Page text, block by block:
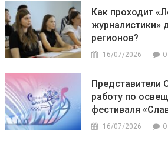
Как проходит
журналистики»
регионов?
16/07/2026 0
работу по
фестиваля
16/07/2026 0